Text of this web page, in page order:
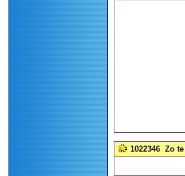
1022346 Zo